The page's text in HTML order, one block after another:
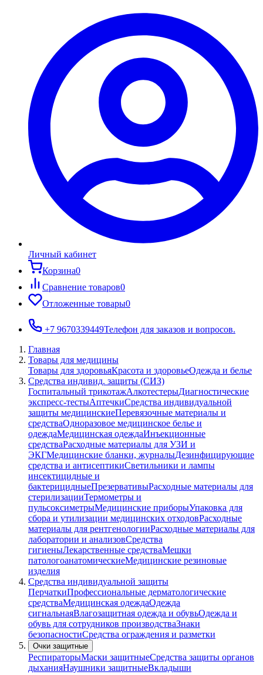
Личный кабинет
Корзина0
Сравнение товаров0
Отложенные товары0
+7 9670339449Телефон для заказов и вопросов.
Главная
Товары для медицины
Товары для здоровьяКрасота и здоровьеОдежда и белье
Средства индивид. защиты (СИЗ)
Госпитальный трикотажАлкотестерыДиагностические
экспресс-тестыАптечкиСредства индивидуальной
защиты медицинскиеПеревязочные материалы и
средстваОдноразовое медицинское белье и
одеждаМедицинская одеждаИнъекционные
средстваРасходные материалы для УЗИ и
ЭКГМедицинские бланки, журналыДезинфицирующие
средства и антисептикиСветильники и лампы
инсектицидные и
бактерицидныеПрезервативыРасходные материалы для
стерилизацииТермометры и
пульсоксиметрыМедицинские приборыУпаковка для
сбора и утилизации медицинских отходовРасходные
материалы для рентгенологииРасходные материалы для
лаборатории и анализовСредства
гигиеныЛекарственные средстваМешки
патологоанатомическиеМедицинские резиновые
изделия
Средства индивидуальной защиты
ПерчаткиПрофессиональные дерматологические
средстваМедицинская одеждаОдежда
сигнальнаяВлагозащитная одежда и обувьОдежда и
обувь для сотрудников производстваЗнаки
безопасностиСредства ограждения и разметки
Очки защитные
РеспираторыМаски защитныеСредства защиты органов
дыханияНаушники защитныеВкладыши